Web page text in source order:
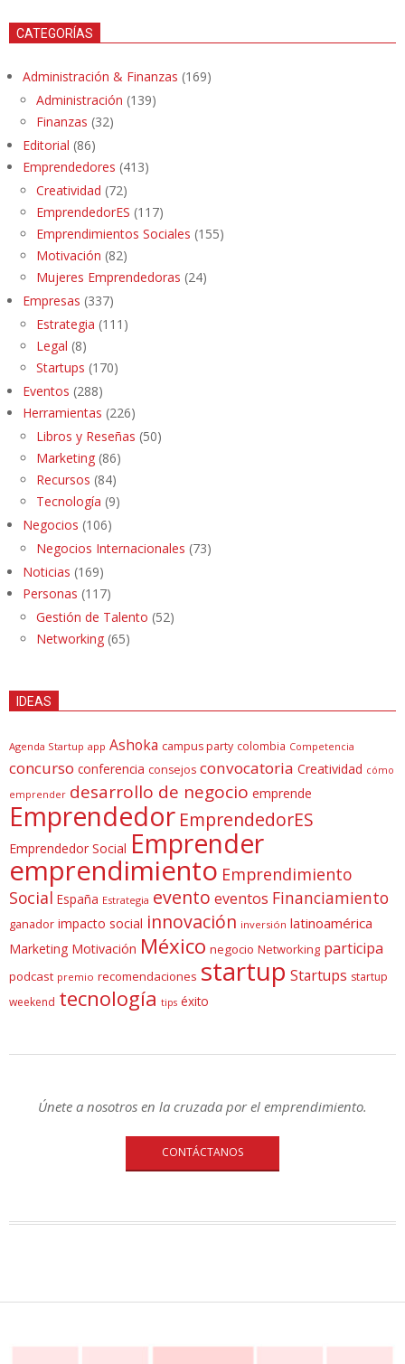
CATEGORÍAS
Administración & Finanzas (169)
Administración (139)
Finanzas (32)
Editorial (86)
Emprendedores (413)
Creatividad (72)
EmprendedorES (117)
Emprendimientos Sociales (155)
Motivación (82)
Mujeres Emprendedoras (24)
Empresas (337)
Estrategia (111)
Legal (8)
Startups (170)
Eventos (288)
Herramientas (226)
Libros y Reseñas (50)
Marketing (86)
Recursos (84)
Tecnología (9)
Negocios (106)
Negocios Internacionales (73)
Noticias (169)
Personas (117)
Gestión de Talento (52)
Networking (65)
IDEAS
Agenda Startup app Ashoka campus party colombia Competencia
concurso conferencia consejos convocatoria Creatividad cómo
emprender desarrollo de negocio emprende
Emprendedor EmprendedorES
Emprendedor Social Emprender
emprendimiento Emprendimiento
Social España Estrategia evento eventos Financiamiento
ganador impacto social innovación inversión latinoamérica
Marketing Motivación México negocio Networking participa
podcast premio recomendaciones startup Startups startup
weekend tecnología tips éxito
Únete a nosotros en la cruzada por el emprendimiento.
CONTÁCTANOS